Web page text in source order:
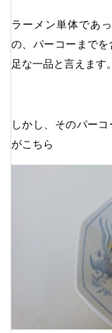
ラーメン単体であ
の、パーコーまで
足な一品と言えます。
しかし、そのパー
がこちら